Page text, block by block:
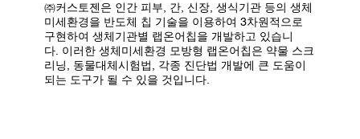
㈜커스토젠은 인간 피부, 간, 신장, 생식기관 등의 생체
미세환경을 반도체 칩 기술을 이용하여 3차원적으로
구현하여 생체기관별 랩온어칩을 개발하고 있습니
다. 이러한 생체미세환경 모방형 랩온어칩은 약물 스크
리닝, 동물대체시험법, 각종 진단법 개발에 큰 도움이
되는 도구가 될 수 있을 것입니다.